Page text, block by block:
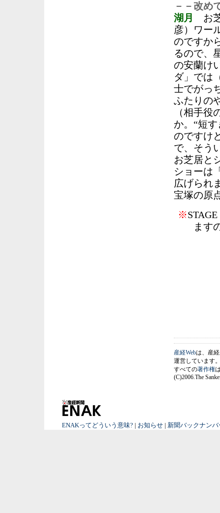
－－改め
湖月
お
彦）ワー
のですか
るので、
の安蘭け
ダ」では
士でがっ
ふたりの
（相手役
か。“短
のですけ
で、そう
お芝居と
ショーは
広げられ
宝塚の原
※
ます
産経Webは、産
運営しています
すべての著作権
(C)2006.The
ENAKってどういう意味? | お知らせ | 新聞バックナン